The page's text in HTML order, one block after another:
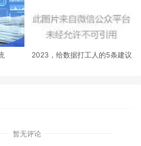
2023，给数据打工人的5条建议
暂无评论